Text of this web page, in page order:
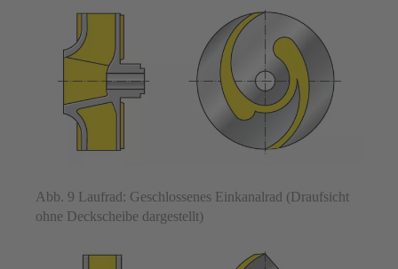
Abb. 9 Laufrad: Geschlossenes Einkanalrad (Draufsicht
ohne Deckscheibe dargestellt)